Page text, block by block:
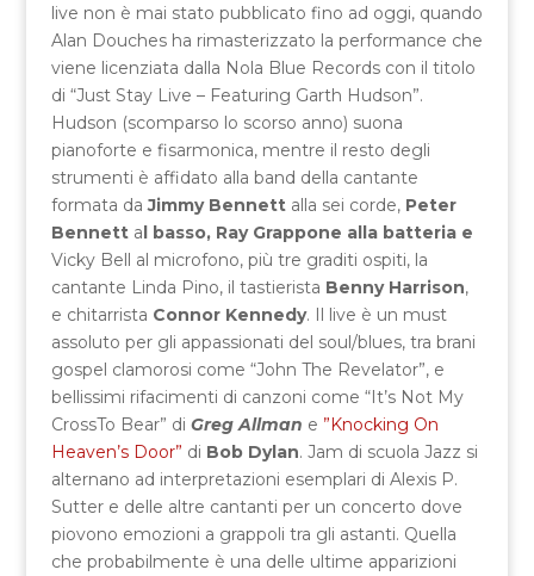
live non è mai stato pubblicato fino ad oggi, quando
Alan Douches ha rimasterizzato la performance che
viene licenziata dalla Nola Blue Records con il titolo
di “Just Stay Live – Featuring Garth Hudson”.
Hudson (scomparso lo scorso anno) suona
pianoforte e fisarmonica, mentre il resto degli
strumenti è affidato alla band della cantante
formata da Jimmy Bennettalla sei corde, Peter
Bennett al basso, Ray Grappone alla batteria e
Vicky Bell al microfono, più tre graditi ospiti, la
cantante Linda Pino, il tastierista Benny Harrison,
e chitarrista Connor Kennedy. Il live è un must
assoluto per gli appassionati del soul/blues, tra brani
gospel clamorosi come “John The Revelator”, e
bellissimi rifacimenti di canzoni come “It’s Not My
CrossTo Bear” di Greg Allman e ”Knocking On
Heaven’s Door” di Bob Dylan. Jam di scuola Jazz si
alternano ad interpretazioni esemplari di Alexis P.
Sutter e delle altre cantanti per un concerto dove
piovono emozioni a grappoli tra gli astanti. Quella
che probabilmente è una delle ultime apparizioni